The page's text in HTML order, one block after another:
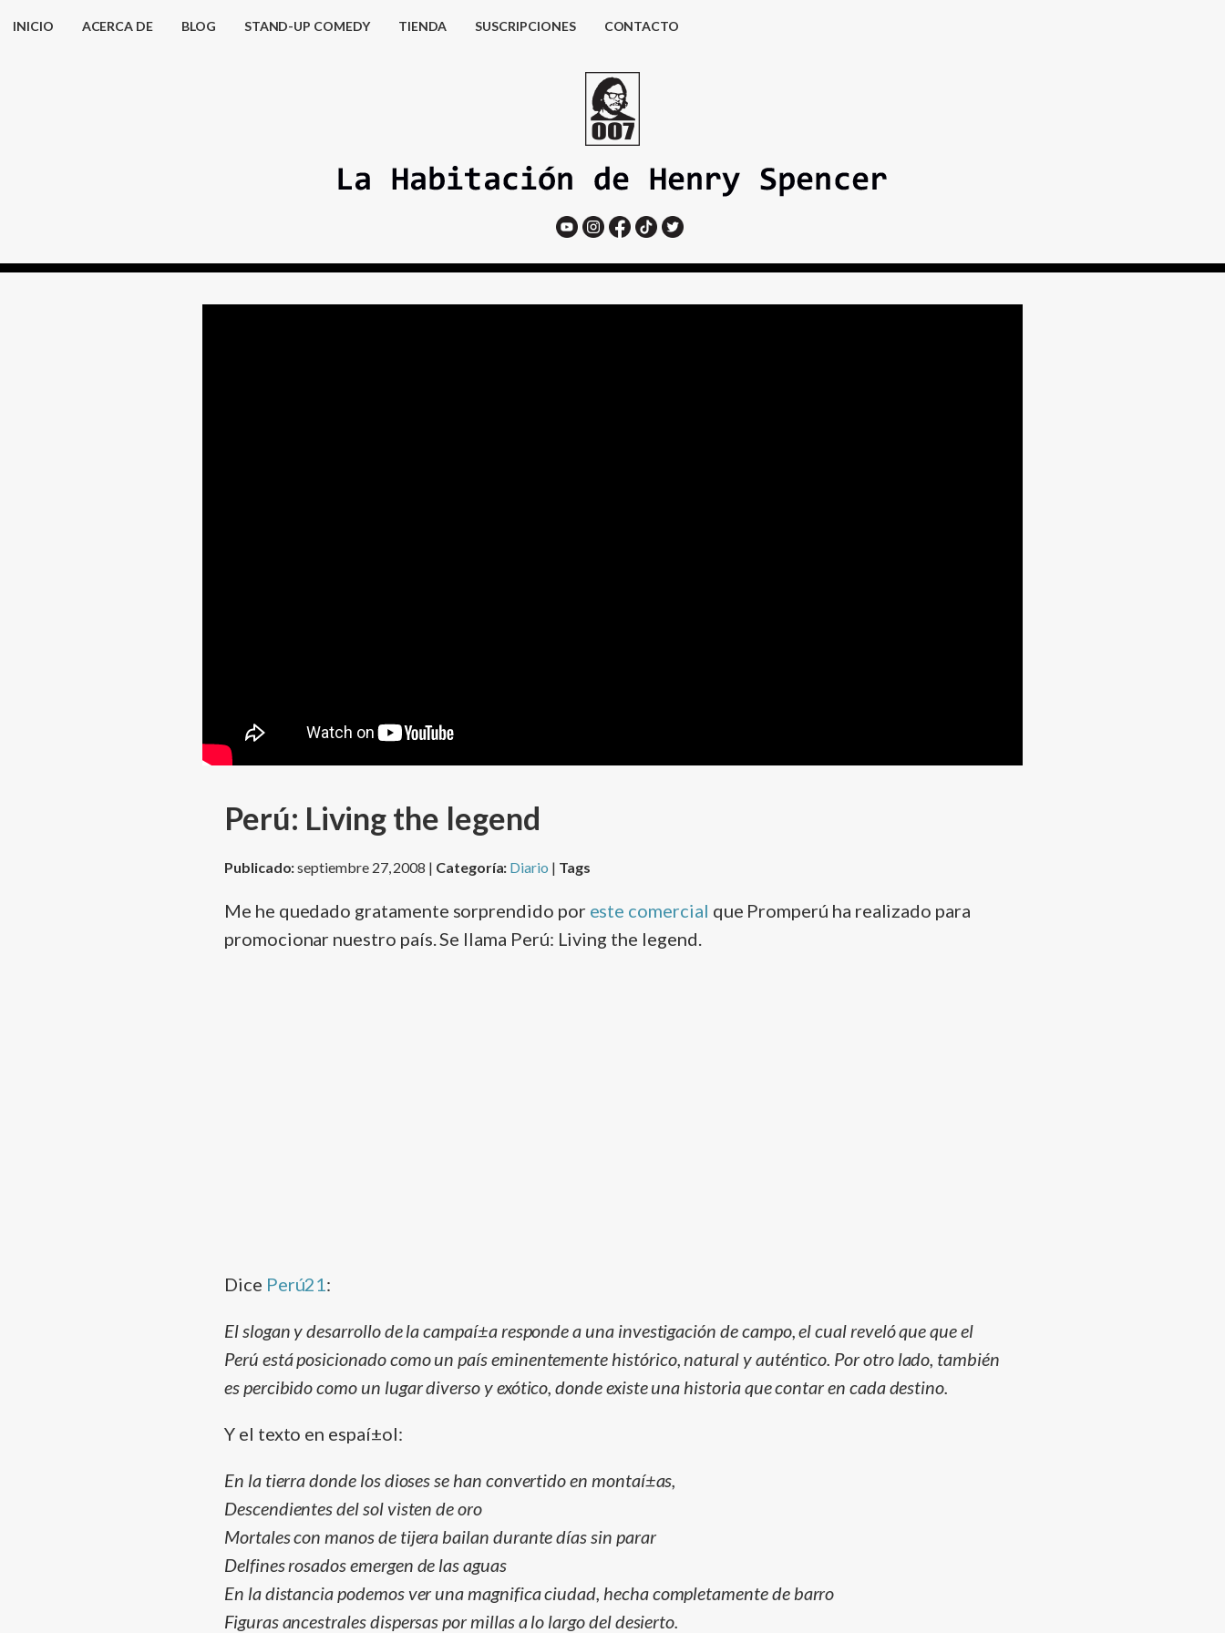
INICIO ACERCA DE BLOG STAND-UP COMEDY TIENDA SUSCRIPCIONES CONTACTO
Perú: Living the legend
Publicado:septiembre 27, 2008 | Categoría: Diario | Tags
Me he quedado gratamente sorprendido por este comercial que Promperú ha realizado para
promocionar nuestro paí­s. Se llama Perú: Living the legend.
Dice Perú21:
El slogan y desarrollo de la campaí±a responde a una investigación de campo, el cual reveló que que el
Perú está posicionado como un paí­s eminentemente histórico, natural y auténtico. Por otro lado, también
es percibido como un lugar diverso y exótico, donde existe una historia que contar en cada destino.
Y el texto en espaí±ol:
En la tierra donde los dioses se han convertido en montaí±as,
Descendientes del sol visten de oro
Mortales con manos de tijera bailan durante dí­as sin parar
Delfines rosados emergen de las aguas
En la distancia podemos ver una magnifica ciudad, hecha completamente de barro
Figuras ancestrales dispersas por millas a lo largo del desierto.